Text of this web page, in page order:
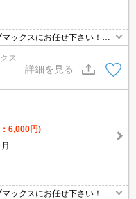
ックスにお任せ下さい！初
ス
詳細を見る
6,000円)
ックスにお任せ下さい！初